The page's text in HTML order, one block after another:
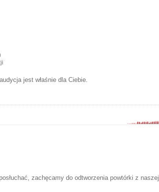
jest właśnie dla Ciebie.
zachęcamy do odtworzenia powtórki z naszej